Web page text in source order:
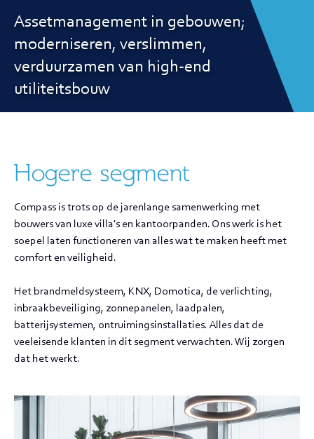
Assetmanagement in gebouwen;
moderniseren, verslimmen,
verduurzamen van high-end
utiliteitsbouw
Hogere segment
Compass is trots op de jarenlange samenwerking met
bouwers van luxe villa's en kantoorpanden. Ons werk is het
soepel laten functioneren van alles wat te maken heeft met
comfort en veiligheid.
Het brandmeldsysteem, KNX, Domotica, de verlichting,
inbraakbeveiliging, zonnepanelen, laadpalen,
batterijsystemen, ontruimingsinstallaties. Alles dat de
veeleisende klanten in dit segment verwachten. Wij zorgen
dat het werkt.